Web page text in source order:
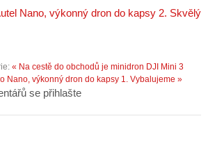
Nano, výkonný dron do kapsy 2. Skvělý
« Na cestě do obchodů je minidron DJI Mini 3
Nano, výkonný dron do kapsy 1. Vybalujeme »
se přihlašte